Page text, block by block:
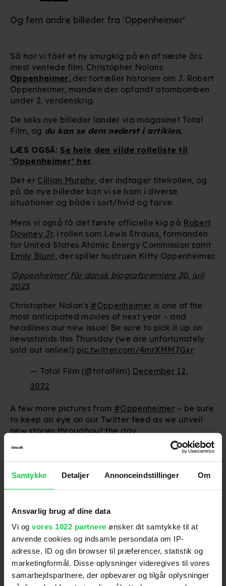
Samtykke Detaljer Annonceindstillinger Om
Ansvarlig brug af dine data
Vi og vores 1022 partnere ønsker dit samtykke til at
anvende cookies og indsamle persondata om IP-
adresse, ID og din browser til præferencer, statistik og
marketingformål. Disse oplysninger videregives til vores
samarbejdspartnere, der opbevarer og tilgår oplysninger
Og fem andre billeder fra 'Oppenheimer'
Så har vi fået et ny smugkig på en af næste års
mest ventede film. Christopher Nolans
Oppenheimer, der fortæller historien om J. Robert
Oppenheimer, manden der opfandt atombomben
under 2. verdenskrig.
De seks nye billeder lander via magasinet Total
Film, og du kan se dem nederst i artiklen.
LÆS OGSÅ: Se hele den vilde rolleliste til
’Oppenheimer’ her.
Det er Cillian Murphy, der indtager titelrollen, og
på de nye billeder kan vi se ham i diverse
situationer og både i sort/hvid og farve.
Mens vi også få det første officielle kig på Robert
Downey Jr. i rollen som Lewis Strauss, formanden
for United States Atomic Energy Commission samt
Emily Blunt, der spiller hustruen Kitty Oppenheimer.
'Oppenheimer' får dansk biografpremiere 20. juli
2023.
Christopher Nolan's #Oppenheimer is one of the
most anticipated movies of next year – and
headlines our new issue! Be sure to pick it up on
newsstands this Thursday (we are unfortunately
sold out online!) pic.twitter.com/4mrXMM7Gxr
— Total Film (@totalfilm) December 12,
2022
A few more pictures from #Oppenheimer– be sure
to keep an eye on our Twitter feed as we unveil
new stories throughout the day
— Total Film (@totalfilm)December 12,
2022
linket her og tillad alle cookies
Følg os for de seneste nyheder, konkurrencer
samt film- og serietips: